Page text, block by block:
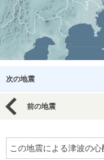
次の地震
前の地震
この地震による津波の心